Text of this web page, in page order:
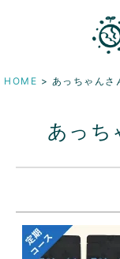
HOME あっちゃんさ
あっち